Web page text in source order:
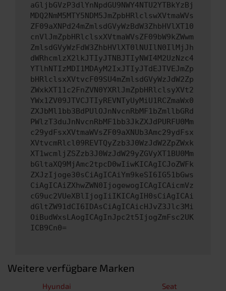
aGljbGVzP3dlYnNpdGU9NWY4NTU2YTBkYzBj
MDQ2NmM5MTY5NDM5JmZpbHRlclswXVtmaWVs
ZF09aXNPd24mZmlsdGVyWzBdW3ZhbHVlXT10
cnVlJmZpbHRlclsxXVtmaWVsZF09bW9kZWwm
ZmlsdGVyWzFdW3ZhbHVlXT0lNUIlN0IlMjJh
dWRhcmlzX2lkJTIyJTNBJTIyNWI4M2UzNzc4
YTlhNTIzMDI1MDAyM2IxJTIyJTdEJTVEJmZp
bHRlclsxXVtvcF09SU4mZmlsdGVyWzJdW2Zp
ZWxkXT11c2FnZVN0YXRlJmZpbHRlclsyXVt2
YWx1ZV09JTVCJTIyREVNTyUyMiU1RCZmaWx0
ZXJbMl1bb3BdPUlOJnNvcnRbMF1bZmllbGRd
PWlzT3duJnNvcnRbMF1bb3JkZXJdPURFU0Mm
c29ydFsxXVtmaWVsZF09aXNUb3Amc29ydFsx
XVtvcmRlcl09REVTQyZzb3J0WzJdW2ZpZWxk
XT1wcmljZSZzb3J0WzJdW29yZGVyXT1BU0Mm
bGltaXQ9MjAmc2tpcD0wIiwKICAgICJoZWFk
ZXJzIjoge30sCiAgICAiYm9keSI6IG51bGws
CiAgICAiZXhwZWN0IjogewogICAgICAicmVz
cG9uc2VUeXBlIjogIiIKICAgIH0sCiAgICAi
dGltZW91dCI6IDAsCiAgICAicHJvZ3Jlc3Mi
OiBudWxsLAogICAgInJpc2t5IjogZmFsc2UK
ICB9Cn0=
Weitere verfügbare Marken
Hyundai
Seat